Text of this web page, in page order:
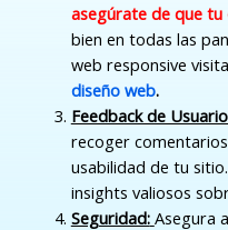
asegúrate de que tu
bien en todas las
web responsive
diseño web.
Feedback de
recoger
usabilidad de tu
insights valiosos
Seguridad: Asegura